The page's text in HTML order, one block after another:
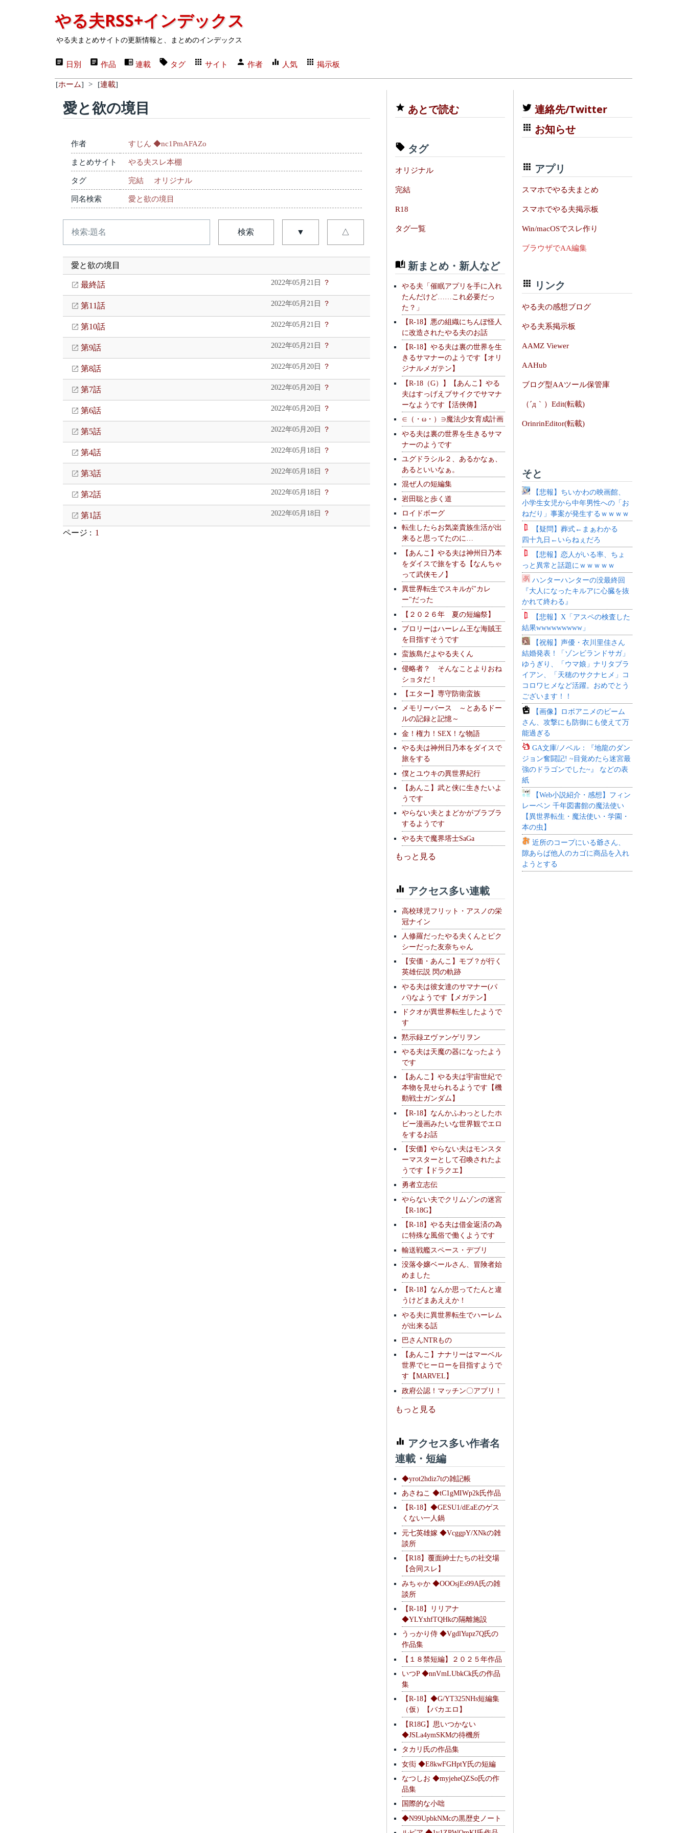
やる夫RSS+インデックス
やる夫まとめサイトの更新情報と、まとめのインデックス
日別 作品 連載 タグ サイト 作者 人気 掲示板
[ホーム] > [連載]
愛と欲の境目
作者 すじん ◆nc1PmAFAZo
まとめサイト やる夫スレ本棚
タグ 完結 オリジナル
同名検索 愛と欲の境目
検索 ▼ △
愛と欲の境目
最終話 2022年05月21日 ？
第11話 2022年05月21日 ？
第10話 2022年05月21日 ？
第9話 2022年05月21日 ？
第8話 2022年05月20日 ？
第7話 2022年05月20日 ？
第6話 2022年05月20日 ？
第5話 2022年05月20日 ？
第4話 2022年05月18日 ？
第3話 2022年05月18日 ？
第2話 2022年05月18日 ？
第1話 2022年05月18日 ？
ページ : 1
あとで読む
タグ
オリジナル
完結
R18
タグ一覧
新まとめ・新人など
やる夫「催眠アプリを手に入れ
たんだけど……これ必要だっ
た？」
【R-18】悪の組織にちんぽ怪人
に改造されたやる夫のお話
【R-18】やる夫は裏の世界を生
きるサマナーのようです【オリ
ジナルメガテン】
【R-18（G）】【あんこ】やる
夫はすっげえブサイクでサマナ
ーなようです【活俠傳】
∈（・ω・）∋魔法少女育成計画
やる夫は裏の世界を生きるサマ
ナーのようです
ユグドラシル２、あるかなぁ、
あるといいなぁ。
混ぜ人の短編集
岩田聡と歩く道
ロイドボーグ
転生したらお気楽貴族生活が出
来ると思ってたのに…
【あんこ】やる夫は神州日乃本
をダイスで旅をする【なんちゃ
って武侠モノ】
異世界転生でスキルが"カレ
ー"だった
【２０２６年 夏の短編祭】
ブロリーはハーレム王な海賊王
を目指すそうです
蛮族島だよやる夫くん
侵略者？ そんなことよりおね
ショタだ！
【エター】専守防衛蛮族
メモリーバース ～とあるドー
ルの記録と記憶～
金！権力！SEX！な物語
やる夫は神州日乃本をダイスで
旅をする
僕とユウキの異世界紀行
【あんこ】武と侠に生きたいよ
うです
やらない夫とまどかがブラブラ
するようです
やる夫で魔界塔士SaGa
もっと見る
アクセス多い連載
高校球児フリット・アスノの栄
冠ナイン
人修羅だったやる夫くんとピク
シーだった友奈ちゃん
【安価・あんこ】モブ？が行く
英雄伝説 閃の軌跡
やる夫は彼女達のサマナー(パ
パ)なようです【メガテン】
ドクオが異世界転生したようで
す
黙示録ヱヴァンゲリヲン
やる夫は天魔の器になったよう
です
【あんこ】やる夫は宇宙世紀で
本物を見せられるようです【機
動戦士ガンダム】
【R-18】なんかふわっとしたホ
ビー漫画みたいな世界観でエロ
をするお話
【安価】やらない夫はモンスタ
ーマスターとして召喚されたよ
うです【ドラクエ】
勇者立志伝
やらない夫でクリムゾンの迷宮
【R-18G】
【R-18】やる夫は借金返済の為
に特殊な風俗で働くようです
輸送戦艦スペース・デブリ
没落令嬢ベールさん、冒険者始
めました
【R-18】なんか思ってたんと違
うけどまあええか！
やる夫に異世界転生でハーレム
が出来る話
巴さんNTRもの
【あんこ】ナナリーはマーベル
世界でヒーローを目指すようで
す【MARVEL】
政府公認！マッチン〇アプリ！
もっと見る
アクセス多い作者名
連載・短編
◆yrot2hdiz7tの雑記帳
あさねこ ◆tC1gMIWp2k氏作品
【R-18】◆GESU1/dEaEのゲス
くない一人鍋
元七英雄嫁 ◆VcggpY/XNkの雑
談所
【R18】覆面紳士たちの社交場
【合同スレ】
みちゃか ◆OOOsjEs99A氏の雑
談所
【R-18】リリアナ
◆YLYxhfTQHkの隔離施設
うっかり侍 ◆VgdlYupz7Q氏の
作品集
【１８禁短編】２０２５年作品
いつP ◆nnVmLUbkCk氏の作品
集
【R-18】◆G/YT325NHs短編集
（仮）【バカエロ】
【R18G】思いつかない
◆JSLa4ymSKMの待機所
タカリ氏の作品集
女衒 ◆E8kwFGHptY氏の短編
なつしお ◆myjeheQZSo氏の作
品集
国際的な小咄
◆N99UpbkNMcの黒歴史ノート
連絡先/Twitter
お知らせ
アプリ
スマホでやる夫まとめ
スマホでやる夫掲示板
Win/macOSでスレ作り
ブラウザでAA編集
リンク
やる夫の感想ブログ
やる夫系掲示板
AAMZ Viewer
AAHub
ブログ型AAツール保管庫
（´д｀）Edit(転載)
OrinrinEditor(転載)
そと
【悲報】ちいかわの映画館、
小学生女児から中年男性への「お
ねだり」事案が発生するｗｗｗｗ
【疑問】葬式←まぁわかる
四十九日←いらねぇだろ
【悲報】恋人がいる率、ちょ
っと異常と話題にｗｗｗｗｗ
ハンターハンターの没最終回
『大人になったキルアに心臓を抜
かれて終わる』
【悲報】X「アスペの検査した
結果wwwwwwwww」
【祝報】声優・衣川里佳さん
結婚発表！「ゾンビランドサガ」
ゆうぎり、「ウマ娘」ナリタブラ
イアン、「天穂のサクナヒメ」コ
コロワヒメなど活躍。おめでとう
ございます！！
【画像】ロボアニメのビーム
さん、攻撃にも防御にも使えて万
能過ぎる
GA文庫/ノベル：『地龍のダン
ジョン奮闘記! ~目覚めたら迷宮最
強のドラゴンでした~』 などの表
紙
【Web小説紹介・感想】フィン
レーベン 千年図書館の魔法使い
【異世界転生・魔法使い・学園・
本の虫】
近所のコープにいる爺さん、
隙あらば他人のカゴに商品を入れ
ようとする